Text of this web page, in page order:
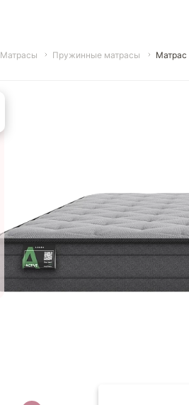
Матрасы Пружинные матрасы Матрас